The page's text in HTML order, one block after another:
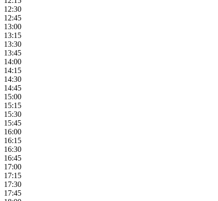
12:30
12:45
13:00
13:15
13:30
13:45
14:00
14:15
14:30
14:45
15:00
15:15
15:30
15:45
16:00
16:15
16:30
16:45
17:00
17:15
17:30
17:45